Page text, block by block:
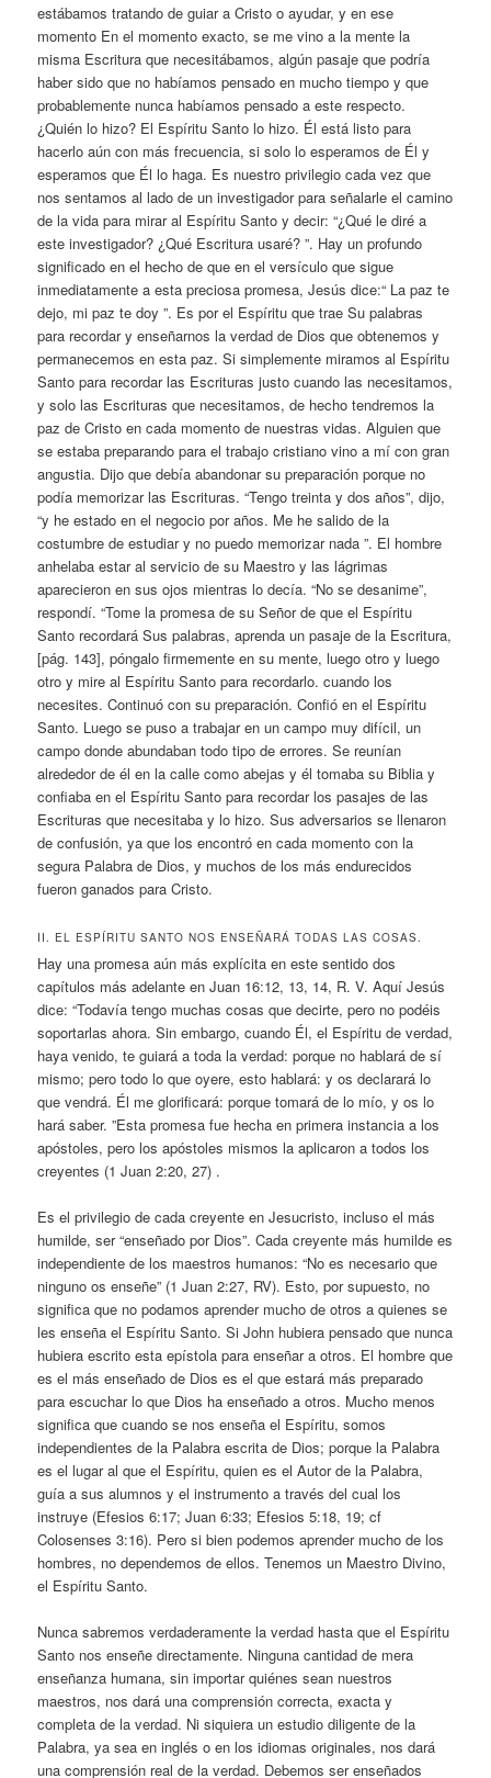
estábamos tratando de guiar a Cristo o ayudar, y en ese
momento En el momento exacto, se me vino a la mente la
misma Escritura que necesitábamos, algún pasaje que podría
haber sido que no habíamos pensado en mucho tiempo y que
probablemente nunca habíamos pensado a este respecto.
¿Quién lo hizo? El Espíritu Santo lo hizo. Él está listo para
hacerlo aún con más frecuencia, si solo lo esperamos de Él y
esperamos que Él lo haga. Es nuestro privilegio cada vez que
nos sentamos al lado de un investigador para señalarle el camino
de la vida para mirar al Espíritu Santo y decir: “¿Qué le diré a
este investigador? ¿Qué Escritura usaré? ”. Hay un profundo
significado en el hecho de que en el versículo que sigue
inmediatamente a esta preciosa promesa, Jesús dice:“ La paz te
dejo, mi paz te doy ”. Es por el Espíritu que trae Su palabras
para recordar y enseñarnos la verdad de Dios que obtenemos y
permanecemos en esta paz. Si simplemente miramos al Espíritu
Santo para recordar las Escrituras justo cuando las necesitamos,
y solo las Escrituras que necesitamos, de hecho tendremos la
paz de Cristo en cada momento de nuestras vidas. Alguien que
se estaba preparando para el trabajo cristiano vino a mí con gran
angustia. Dijo que debía abandonar su preparación porque no
podía memorizar las Escrituras. “Tengo treinta y dos años”, dijo,
“y he estado en el negocio por años. Me he salido de la
costumbre de estudiar y no puedo memorizar nada ”. El hombre
anhelaba estar al servicio de su Maestro y las lágrimas
aparecieron en sus ojos mientras lo decía. “No se desanime”,
respondí. “Tome la promesa de su Señor de que el Espíritu
Santo recordará Sus palabras, aprenda un pasaje de la Escritura,
[pág. 143], póngalo firmemente en su mente, luego otro y luego
otro y mire al Espíritu Santo para recordarlo. cuando los
necesites. Continuó con su preparación. Confió en el Espíritu
Santo. Luego se puso a trabajar en un campo muy difícil, un
campo donde abundaban todo tipo de errores. Se reunían
alrededor de él en la calle como abejas y él tomaba su Biblia y
confiaba en el Espíritu Santo para recordar los pasajes de las
Escrituras que necesitaba y lo hizo. Sus adversarios se llenaron
de confusión, ya que los encontró en cada momento con la
segura Palabra de Dios, y muchos de los más endurecidos
fueron ganados para Cristo.
II. EL ESPÍRITU SANTO NOS ENSEÑARÁ TODAS LAS COSAS.
Hay una promesa aún más explícita en este sentido dos
capítulos más adelante en Juan 16:12, 13, 14, R. V. Aquí Jesús
dice: “Todavía tengo muchas cosas que decirte, pero no podéis
soportarlas ahora. Sin embargo, cuando Él, el Espíritu de verdad,
haya venido, te guiará a toda la verdad: porque no hablará de sí
mismo; pero todo lo que oyere, esto hablará: y os declarará lo
que vendrá. Él me glorificará: porque tomará de lo mío, y os lo
hará saber. ”Esta promesa fue hecha en primera instancia a los
apóstoles, pero los apóstoles mismos la aplicaron a todos los
creyentes (1 Juan 2:20, 27) .
Es el privilegio de cada creyente en Jesucristo, incluso el más
humilde, ser “enseñado por Dios”. Cada creyente más humilde es
independiente de los maestros humanos: “No es necesario que
ninguno os enseñe” (1 Juan 2:27, RV). Esto, por supuesto, no
significa que no podamos aprender mucho de otros a quienes se
les enseña el Espíritu Santo. Si John hubiera pensado que nunca
hubiera escrito esta epístola para enseñar a otros. El hombre que
es el más enseñado de Dios es el que estará más preparado
para escuchar lo que Dios ha enseñado a otros. Mucho menos
significa que cuando se nos enseña el Espíritu, somos
independientes de la Palabra escrita de Dios; porque la Palabra
es el lugar al que el Espíritu, quien es el Autor de la Palabra,
guía a sus alumnos y el instrumento a través del cual los
instruye (Efesios 6:17; Juan 6:33; Efesios 5:18, 19; cf
Colosenses 3:16). Pero si bien podemos aprender mucho de los
hombres, no dependemos de ellos. Tenemos un Maestro Divino,
el Espíritu Santo.
Nunca sabremos verdaderamente la verdad hasta que el Espíritu
Santo nos enseñe directamente. Ninguna cantidad de mera
enseñanza humana, sin importar quiénes sean nuestros
maestros, nos dará una comprensión correcta, exacta y
completa de la verdad. Ni siquiera un estudio diligente de la
Palabra, ya sea en inglés o en los idiomas originales, nos dará
una comprensión real de la verdad. Debemos ser enseñados